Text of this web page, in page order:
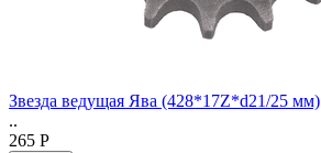
Звезда ведущая Ява (428*17Z*d21/25 мм)
..
265 Р